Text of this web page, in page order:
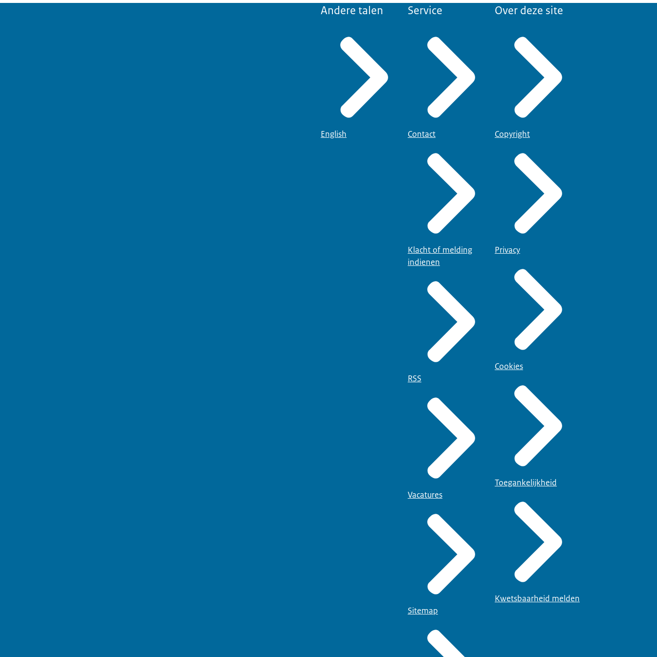
Andere talen
English
Service
Contact
Klacht of melding
indienen
RSS
Vacatures
Sitemap
Over deze site
Copyright
Privacy
Cookies
Toegankelijkheid
Kwetsbaarheid melden